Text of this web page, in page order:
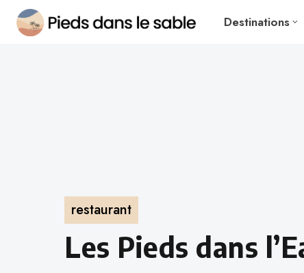
Destinations
restaurant
Les Pieds dans